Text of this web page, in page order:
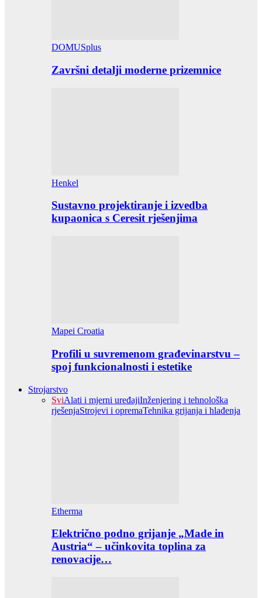
DOMUSplus
Završni detalji moderne prizemnice
Henkel
Sustavno projektiranje i izvedba
kupaonica s Ceresit rješenjima
Mapei Croatia
Profili u suvremenom građevinarstvu –
spoj funkcionalnosti i estetike
Strojarstvo
SviAlati i mjerni uređajiInženjering i tehnološka
rješenjaStrojevi i opremaTehnika grijanja i hlađenja
Etherma
Električno podno grijanje „Made in
Austria“ – učinkovita toplina za
renovacije…